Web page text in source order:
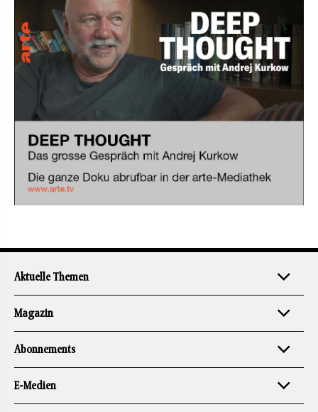
Aktuelle Themen
Magazin
Abonnements
E-Medien